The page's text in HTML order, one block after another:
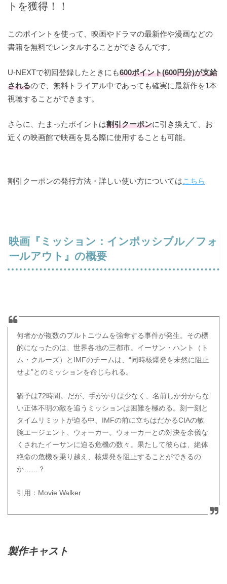
トを獲得！！
このポイントを使って、映画やドラマの最新作や漫画などの
書籍を無料でレンタルすることができるんです。
U-NEXTで初回登録したときにも600ポイント(600円分)が支給
されるので、無料トライアル中であっても確実に最新作を1本
視聴することができます。
さらに、たまったポイントは割引クーポンに引き換えて、お
近くの映画館で映画を見る際に使用することも可能。
ユナイテッド・シネマ
109シネマズ
割引クーポンの発行方法・詳しい使い方についてはこちら
映画『ミッション：インポッシブル／フォ
ールアウト』の概要
何者かが複数のプルトニウムを強奪する事件が発生。その標
的になったのは、世界各地の三都市。イーサン・ハント（ト
ム・クルーズ）とIMFのチームは、“同時核爆発を未然に阻止
せよ”とのミッションを命じられる。
猶予は72時間。だが、手がかりは少なく、名前しか分からな
い正体不明の敵を追うミッションは困難を極める。刻一刻と
タイムリミットが迫る中、IMFの前に立ちはだかるCIAの敏
腕エージェント、ウォーカー。ウォーカーとの対決を余儀な
くされたイーサンに迫る危機の数々。果たして彼らは、絶体
絶命の危機を乗り越え、核爆発を阻止することができるの
か……？
引用：Movie Walker
製作キャスト